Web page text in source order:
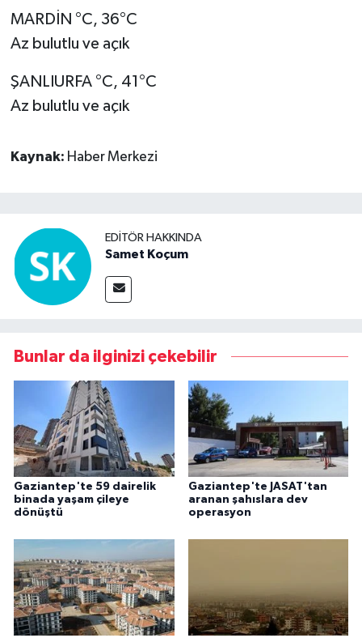
MARDİN °C, 36°C
Az bulutlu ve açık
ŞANLIURFA °C, 41°C
Az bulutlu ve açık
Kaynak: Haber Merkezi
EDITÖR HAKKINDA
Samet Koçum
Bunlar da ilginizi çekebilir
Gaziantep'te 59 dairelik
binada yaşam çileye
dönüştü
Gaziantep'te JASAT'tan
aranan şahıslara dev
operasyon